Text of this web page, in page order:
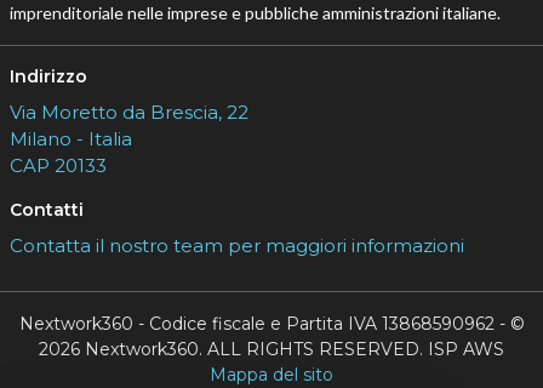
imprenditoriale nelle imprese e pubbliche amministrazioni italiane.
Indirizzo
Via Moretto da Brescia, 22
Milano - Italia
CAP 20133
Contatti
Contatta il nostro team per maggiori informazioni
Nextwork360 - Codice fiscale e Partita IVA 13868590962 - ©
2026 Nextwork360. ALL RIGHTS RESERVED. ISP AWS
Mappa del sito